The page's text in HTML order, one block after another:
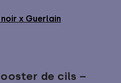
x Guerlain
de cils –